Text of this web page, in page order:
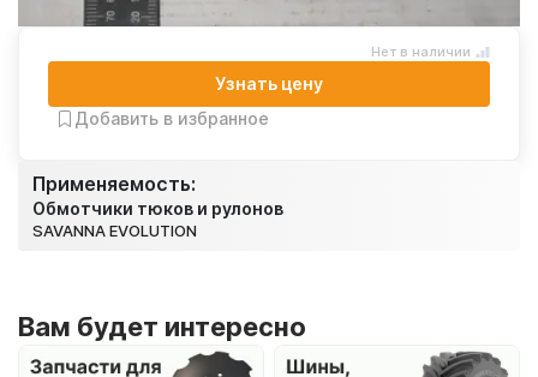
Применяемость:
Обмотчики тюков и рулонов
SAVANNA EVOLUTION
Нет в наличии
Узнать цену
Добавить в избранное
Вам будет интересно